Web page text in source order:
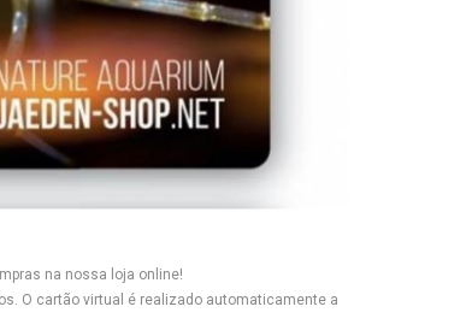
na nossa loja online!
O cartão virtual é realizado automaticamente a